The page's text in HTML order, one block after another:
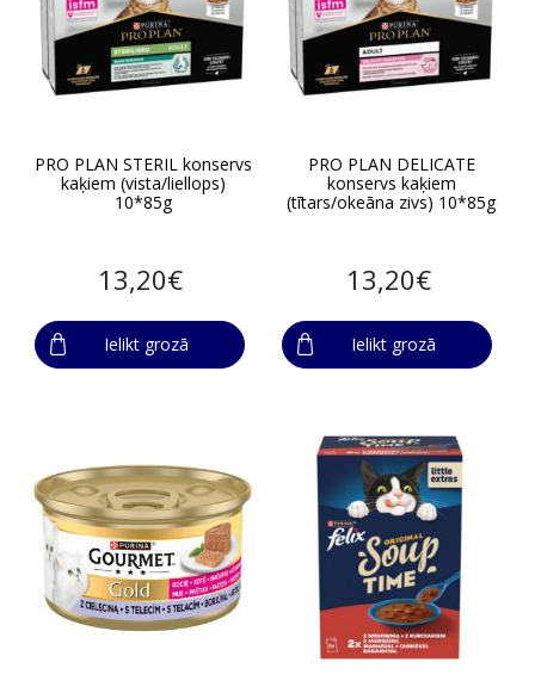
PRO PLAN STERIL konservs
kaķiem (vista/liellops)
10*85g
13,20€
Ielikt grozā
PRO PLAN DELICATE
konservs kaķiem
(tītars/okeāna zivs) 10*85g
13,20€
Ielikt grozā